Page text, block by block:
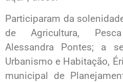
Participaram da
de Agricultura,
Alessandra Pontes; a
Urbanismo e Habitação,
municipal de